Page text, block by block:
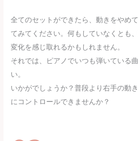
全てのセットができたら、動きをやめ
てみてください。何もしていなくとも
変化を感じ取れるかもしれません。
それでは、ピアノでいつも弾いている
い。
いかがでしょうか？普段より右手の動
にコントロールできませんか？